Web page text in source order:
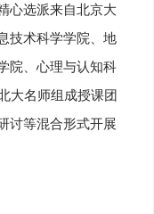
心选派来自北京大
技术科学学院、地
院、心理与认知科
大名师组成授课团
讨等混合形式开展